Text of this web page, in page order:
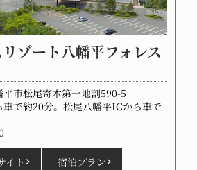
ゾート八幡平フォレス
市松尾寄木第一地割590-5
車で約20分。松尾八幡平ICから車で
イト 宿泊プラン